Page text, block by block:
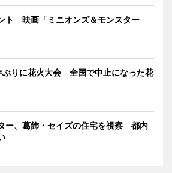
ト 映画「ミニオンズ＆モンスター
ぶりに花火大会 全国で中止になった花
ー、葛飾・セイズの住宅を視察 都内